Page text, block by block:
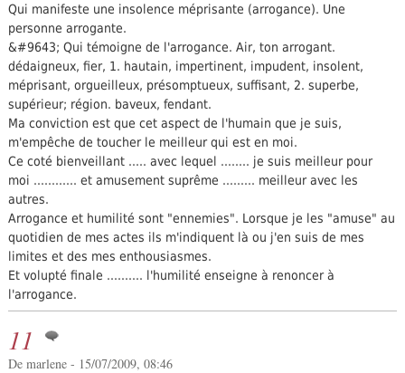
Qui manifeste une insolence méprisante (arrogance). Une
personne arrogante.
&#9643; Qui témoigne de l'arrogance. Air, ton arrogant.
dédaigneux, fier, 1. hautain, impertinent, impudent, insolent,
méprisant, orgueilleux, présomptueux, suffisant, 2. superbe,
supérieur; région. baveux, fendant.
Ma conviction est que cet aspect de l'humain que je suis,
m'empêche de toucher le meilleur qui est en moi.
Ce coté bienveillant ..... avec lequel ........ je suis meilleur pour
moi ............ et amusement suprême ......... meilleur avec les
autres.
Arrogance et humilité sont "ennemies". Lorsque je les "amuse" au
quotidien de mes actes ils m'indiquent là ou j'en suis de mes
limites et des mes enthousiasmes.
Et volupté finale .......... l'humilité enseigne à renoncer à
l'arrogance.
11
De marlene - 15/07/2009, 08:46